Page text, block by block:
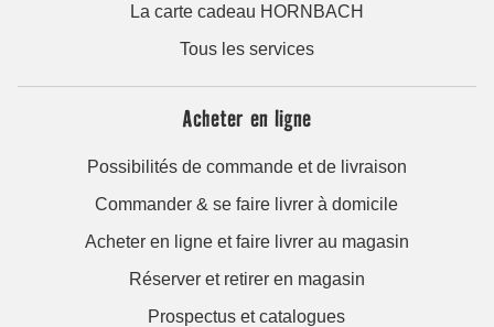
La carte cadeau HORNBACH
Tous les services
Acheter en ligne
Possibilités de commande et de livraison
Commander & se faire livrer à domicile
Acheter en ligne et faire livrer au magasin
Réserver et retirer en magasin
Prospectus et catalogues